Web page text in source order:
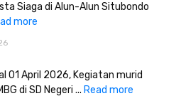
Siaga di Alun-Alun Situbondo
more
01 April 2026, Kegiatan murid
di SD Negeri ... Read more